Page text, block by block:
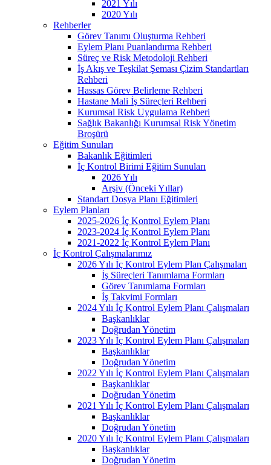
2021 Yılı
2020 Yılı
Rehberler
Görev Tanımı Oluşturma Rehberi
Eylem Planı Puanlandırma Rehberi
Süreç ve Risk Metodoloji Rehberi
İş Akış ve Teşkilat Şeması Çizim Standartları
Rehberi
Hassas Görev Belirleme Rehberi
Hastane Mali İş Süreçleri Rehberi
Kurumsal Risk Uygulama Rehberi
Sağlık Bakanlığı Kurumsal Risk Yönetim
Broşürü
Eğitim Sunuları
Bakanlık Eğitimleri
İç Kontrol Birimi Eğitim Sunuları
2026 Yılı
Arşiv (Önceki Yıllar)
Standart Dosya Planı Eğitimleri
Eylem Planları
2025-2026 İç Kontrol Eylem Planı
2023-2024 İç Kontrol Eylem Planı
2021-2022 İç Kontrol Eylem Planı
İç Kontrol Çalışmalarımız
2026 Yılı İç Kontrol Eylem Plan Çalışmaları
İş Süreçleri Tanımlama Formları
Görev Tanımlama Formları
İş Takvimi Formları
2024 Yılı İç Kontrol Eylem Planı Çalışmaları
Başkanlıklar
Doğrudan Yönetim
2023 Yılı İç Kontrol Eylem Planı Çalışmaları
Başkanlıklar
Doğrudan Yönetim
2022 Yılı İç Kontrol Eylem Planı Çalışmaları
Başkanlıklar
Doğrudan Yönetim
2021 Yılı İç Kontrol Eylem Planı Çalışmaları
Başkanlıklar
Doğrudan Yönetim
2020 Yılı İç Kontrol Eylem Planı Çalışmaları
Başkanlıklar
Doğrudan Yönetim